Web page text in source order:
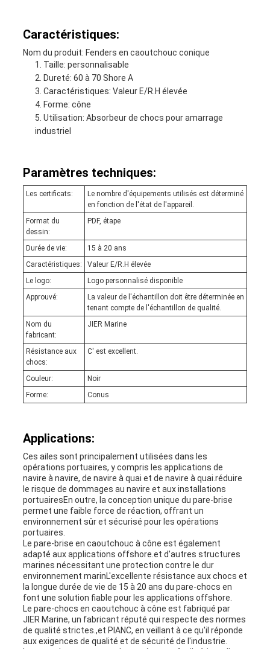
Caractéristiques:
Nom du produit: Fenders en caoutchouc conique
Taille: personnalisable
Dureté: 60 à 70 Shore A
Caractéristiques: Valeur E/R.H élevée
Forme: cône
Utilisation: Absorbeur de chocs pour amarrage
industriel
Paramètres techniques:
Les certificats:
Le nombre d'équipements utilisés est déterminé
en fonction de l'état de l'appareil.
Format du
dessin:
PDF, étape
Durée de vie:
15 à 20 ans
Caractéristiques:
Valeur E/R.H élevée
Le logo:
Logo personnalisé disponible
Approuvé:
La valeur de l'échantillon doit être déterminée en
tenant compte de l'échantillon de qualité.
Nom du
fabricant:
JIER Marine
Résistance aux
chocs:
C' est excellent.
Couleur:
Noir
Forme:
Conus
Applications:
Ces ailes sont principalement utilisées dans les
opérations portuaires, y compris les applications de
navire à navire, de navire à quai et de navire à quai.réduire
le risque de dommages au navire et aux installations
portuairesEn outre, la conception unique du pare-brise
permet une faible force de réaction, offrant un
environnement sûr et sécurisé pour les opérations
portuaires.
Le pare-brise en caoutchouc à cône est également
adapté aux applications offshore.et d'autres structures
marines nécessitant une protection contre le dur
environnement marinL'excellente résistance aux chocs et
la longue durée de vie de 15 à 20 ans du pare-chocs en
font une solution fiable pour les applications offshore.
Le pare-chocs en caoutchouc à cône est fabriqué par
JIER Marine, un fabricant réputé qui respecte des normes
de qualité strictes.,et PIANC, en veillant à ce qu'il réponde
aux exigences de qualité et de sécurité de l'industrie.